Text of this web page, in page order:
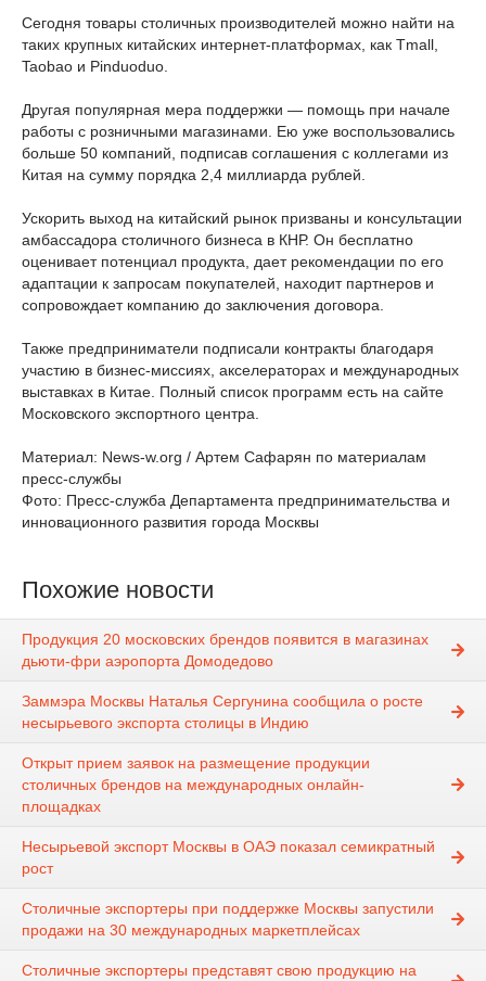
Сегодня товары столичных производителей можно найти на
таких крупных китайских интернет-платформах, как Tmall,
Taobao и Pinduoduo.
Другая популярная мера поддержки — помощь при начале
работы с розничными магазинами. Ею уже воспользовались
больше 50 компаний, подписав соглашения с коллегами из
Китая на сумму порядка 2,4 миллиарда рублей.
Ускорить выход на китайский рынок призваны и консультации
амбассадора столичного бизнеса в КНР. Он бесплатно
оценивает потенциал продукта, дает рекомендации по его
адаптации к запросам покупателей, находит партнеров и
сопровождает компанию до заключения договора.
Также предприниматели подписали контракты благодаря
участию в бизнес-миссиях, акселераторах и международных
выставках в Китае. Полный список программ есть на сайте
Московского экспортного центра.
Материал: News-w.org / Артем Сафарян по материалам
пресс-службы
Фото: Пресс-служба Департамента предпринимательства и
инновационного развития города Москвы
Похожие новости
Продукция 20 московских брендов появится в магазинах
дьюти-фри аэропорта Домодедово
Заммэра Москвы Наталья Сергунина сообщила о росте
несырьевого экспорта столицы в Индию
Открыт прием заявок на размещение продукции
столичных брендов на международных онлайн-
площадках
Несырьевой экспорт Москвы в ОАЭ показал семикратный
рост
Столичные экспортеры при поддержке Москвы запустили
продажи на 30 международных маркетплейсах
Столичные экспортеры представят свою продукцию на